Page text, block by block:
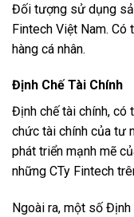
Đối tượng sử dụng
Fintech Việt Nam. Có
hàng cá nhân.
Định Chế Tài Chính
Định chế tài chính, có
chức tài chính của tư
phát triển mạnh mẽ
những CTy Fintech
Ngoài ra, một số